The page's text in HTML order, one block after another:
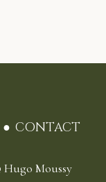
CONTACT
Moussy